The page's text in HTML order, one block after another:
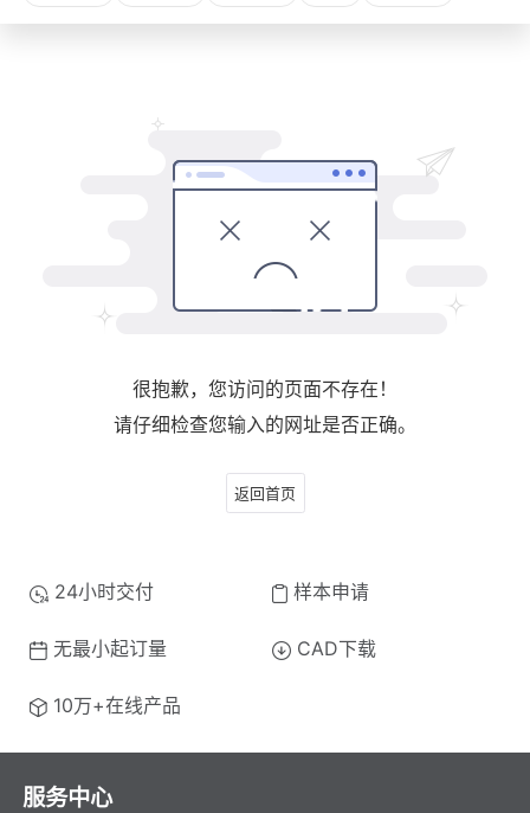
很抱歉，您访问的页面不存在！
请仔细检查您输入的网址是否正确。
返回首页
24小时交付 样本申请
无最小起订量 CAD下载
10万+在线产品
服务中心